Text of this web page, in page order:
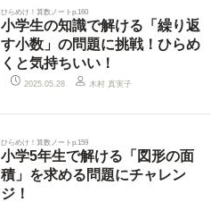
ひらめけ！算数ノートp.160
小学生の知識で解ける「繰り返
す小数」の問題に挑戦！ひらめ
くと気持ちいい！
2025.05.28 木村 真実子
ひらめけ！算数ノートp.159
小学5年生で解ける「図形の面
積」を求める問題にチャレン
ジ！